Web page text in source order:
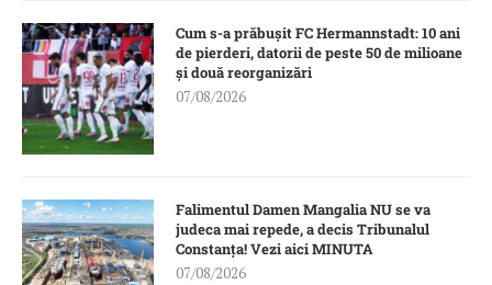
Cum s-a prăbușit FC Hermannstadt: 10 ani
de pierderi, datorii de peste 50 de milioane
și două reorganizări
07/08/2026
Falimentul Damen Mangalia NU se va
judeca mai repede, a decis Tribunalul
Constanța! Vezi aici MINUTA
07/08/2026